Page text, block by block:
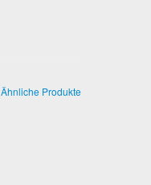
Ähnliche Produkte